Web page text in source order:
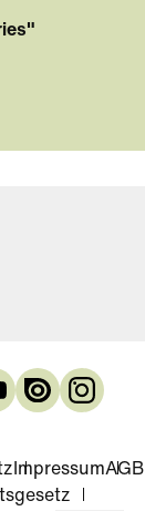
ImpressumAGB